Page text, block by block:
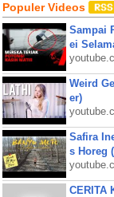
Populer Videos
Sampai
ei
Weird
er)
Safira
s Horeg
CERITA